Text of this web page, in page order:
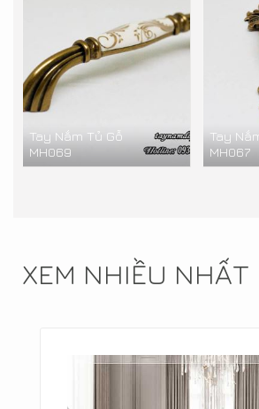
Tay Nắm Tủ Gỗ
MH069
Tay
MH067
XEM NHIỀU NHẤT